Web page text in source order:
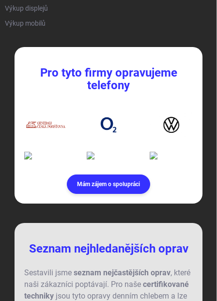
Výkup displejů
Výkup mobilů
Pro tyto firmy opravujeme
telefony
Mám zájem o spolupráci
Seznam nejhledanějších oprav
Sestavili jsme seznam nejčastějších oprav, které
naši zákazníci poptávají. Pro naše certifikované
techniky jsou tyto opravy denním chlebem a lze